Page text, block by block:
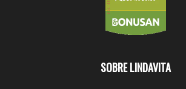
SOBRE LINDAVITA